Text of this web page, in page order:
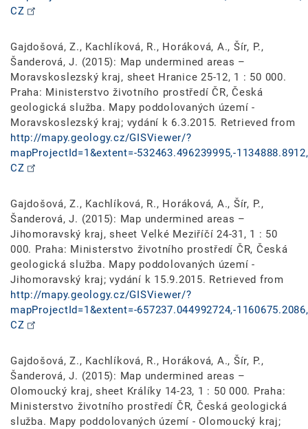
CZ
Gajdošová, Z., Kachlíková, R., Horáková, A., Šír, P.,
Šanderová, J. (2015): Map undermined areas –
Moravskoslezský kraj, sheet Hranice 25-12, 1 : 50 000.
Praha: Ministerstvo životního prostředí ČR, Česká
geologická služba. Mapy poddolovaných území -
Moravskoslezský kraj; vydání k 6.3.2015. Retrieved from
http://mapy.geology.cz/GISViewer/?
mapProjectId=1&extent=-532463.496239995,-
CZ
Gajdošová, Z., Kachlíková, R., Horáková, A., Šír, P.,
Šanderová, J. (2015): Map undermined areas –
Jihomoravský kraj, sheet Velké Meziříčí 24-31, 1 : 50
000. Praha: Ministerstvo životního prostředí ČR, Česká
geologická služba. Mapy poddolovaných území -
Jihomoravský kraj; vydání k 15.9.2015. Retrieved from
http://mapy.geology.cz/GISViewer/?
mapProjectId=1&extent=-657237.044992724,-
CZ
Gajdošová, Z., Kachlíková, R., Horáková, A., Šír, P.,
Šanderová, J. (2015): Map undermined areas –
Olomoucký kraj, sheet Králíky 14-23, 1 : 50 000. Praha:
Ministerstvo životního prostředí ČR, Česká geologická
služba. Mapy poddolovaných území - Olomoucký kraj;